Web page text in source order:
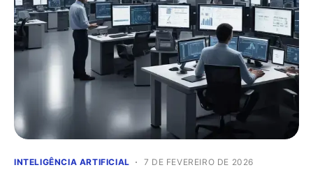
INTELIGÊNCIA ARTIFICIAL 7 DE FEVEREIRO DE 2026